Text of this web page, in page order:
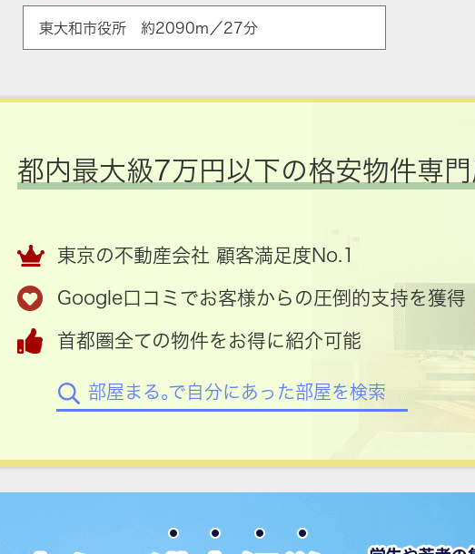
東大和市役所 約2090m／27分
都内最大級7万円以下の格安物件専
東京の不動産会社 顧客満足度No.1
Google口コミでお客様からの圧倒的支持を獲得
首都圏全ての物件をお得に紹介可能
部屋まる。で自分にあった部屋を検索